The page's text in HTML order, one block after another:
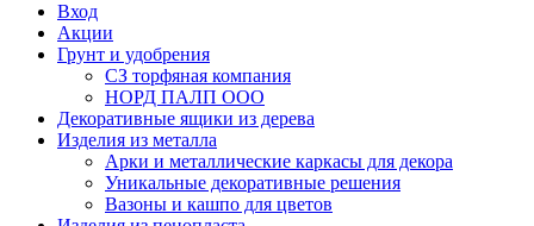
Вход
Акции
Грунт и удобрения
СЗ торфяная компания
НОРД ПАЛП ООО
Декоративные ящики из дерева
Изделия из металла
Арки и металлические каркасы для декора
Уникальные декоративные решения
Вазоны и кашпо для цветов